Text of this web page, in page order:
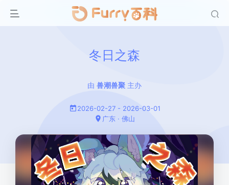
冬日之森
由 兽潮兽聚 主办
2026-02-27 - 2026-03-01
广东 · 佛山